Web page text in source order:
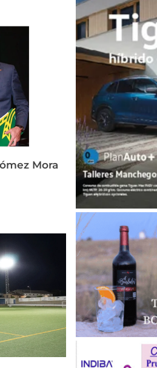
Mora